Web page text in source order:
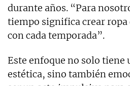
durante años. “Para
tiempo significa crear ropa
con cada temporada”.
Este enfoque no solo tiene
estética, sino también